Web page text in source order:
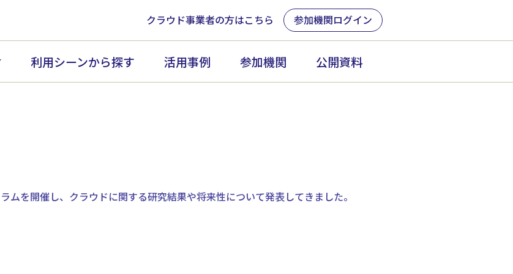
クラウド事業者の方はこちら 参加機関ログイン
利用シーンから探す 活用事例 参加機関 公開資料
ムを開催し、クラウドに関する研究結果や将来性について発表してきました。